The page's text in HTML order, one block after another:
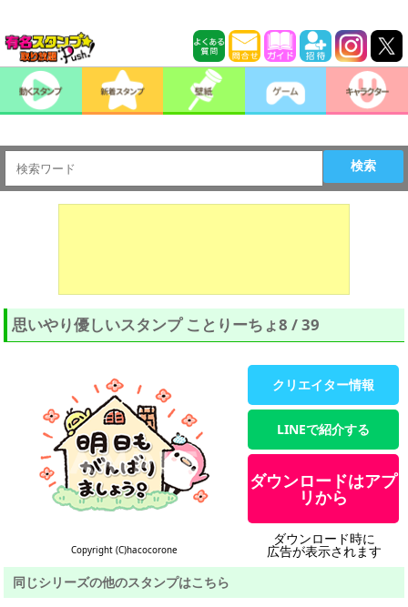
検索
思いやり優しいスタンプ ことりーちょ8 / 39
Copyright (C)hacocorone
クリエイター情報
LINEで紹介する
ダウンロードはアプ
リから
ダウンロード時に
広告が表示されます
同じシリーズの他のスタンプはこちら